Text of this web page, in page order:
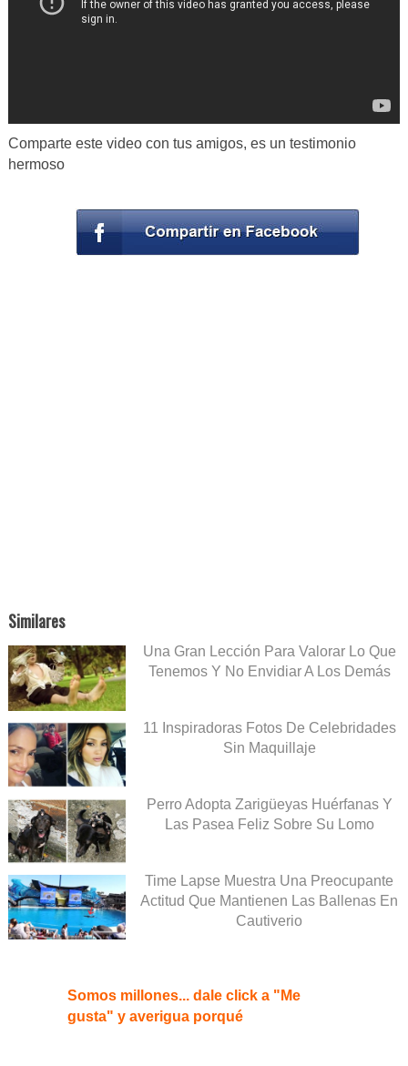
Comparte este video con tus amigos, es un testimonio
hermoso
Similares
Una Gran Lección Para Valorar Lo Que
Tenemos Y No Envidiar A Los Demás
11 Inspiradoras Fotos De Celebridades
Sin Maquillaje
Perro Adopta Zarigüeyas Huérfanas Y
Las Pasea Feliz Sobre Su Lomo
Time Lapse Muestra Una Preocupante
Actitud Que Mantienen Las Ballenas En
Cautiverio
Somos millones... dale click a "Me
gusta" y averigua porqué